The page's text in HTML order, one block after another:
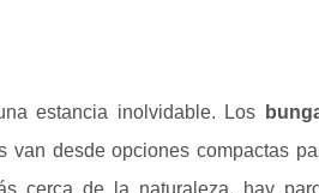
estancia inolvidable. Los
van desde opciones compactas